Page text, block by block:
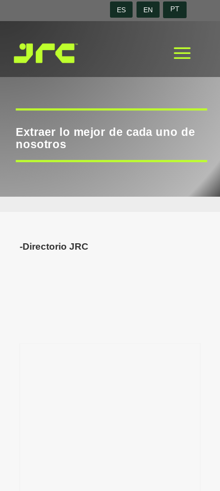
ES EN PT
a
Extraer lo mejor de cada uno de
nosotros
-Directorio JRC